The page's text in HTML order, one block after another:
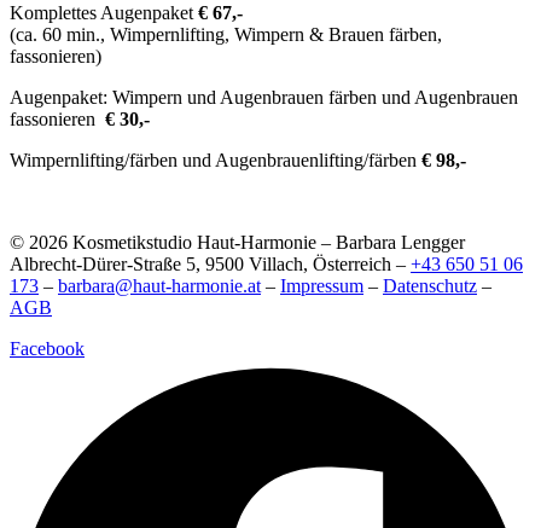
Komplettes Augenpaket € 67,-
(ca. 60 min., Wimpernlifting, Wimpern & Brauen färben,
fassonieren)
Augenpaket: Wimpern und Augenbrauen färben und Augenbrauen
fassonieren € 30,-
Wimpernlifting/färben und Augenbrauenlifting/färben € 98,-
© 2026 Kosmetikstudio Haut-Harmonie – Barbara Lengger
Albrecht-Dürer-Straße 5, 9500 Villach, Österreich – +43 650 51 06
173 – barbara@haut-harmonie.at – Impressum – Datenschutz –
AGB
Facebook